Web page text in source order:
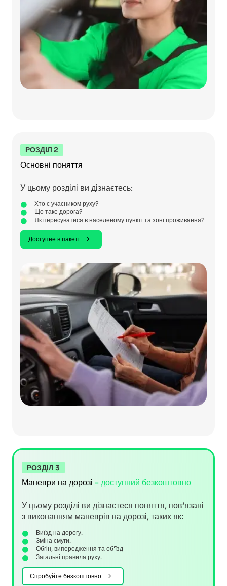
РОЗДІЛ 2
Основні поняття
У цьому розділі ви дізнаєтесь:
Хто є учасником руху?
Що таке дорога?
Як пересуватися в населеному пункті та зоні проживання?
Доступне в пакеті
РОЗДІЛ 3
Маневри на дорозі - доступний безкоштовно
У цьому розділі ви дізнаєтеся поняття, пов’язані
з виконанням маневрів на дорозі, таких як:
Виїзд на дорогу.
Зміна смуги.
Обгін, випередження та об'їзд
Загальні правила руху.
Спробуйте безкоштовно